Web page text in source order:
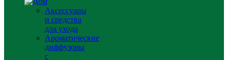
Аксессуары
и средства
для ухода
Ароматические
диффузоры
с